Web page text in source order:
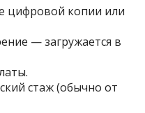
цифровой копии или
— загружается в
стаж (обычно от